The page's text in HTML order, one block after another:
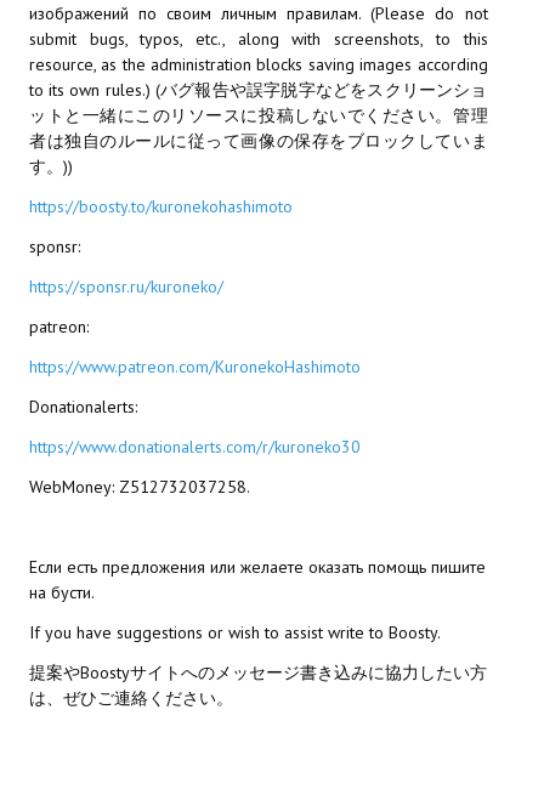
Fallout 3
GTA 5
Kingdoms of Amalur: Reckoning
Neverwinter Nights 1
Sacred Ice & Blood
Star Wars Jedi Knight: Dark Force II
Star Wars Knights of the Old Republic 1
Titan Quest Immortal Throne
Ведьмак 1
Ведьмак 2
изображений по своим личным правилам. (Please do not
submit bugs, typos, etc., along with screenshots, to this
resource, as the administration blocks saving images according
to its own rules.) (バグ報告や誤字脱字などをスクリーンショ
ットと一緒にこのリソースに投稿しないでください。管理
者は独自のルールに従って画像の保存をブロックしていま
す。))
https://boosty.to/kuronekohashimoto
sponsr:
https://sponsr.ru/kuroneko/
patreon:
https://www.patreon.com/KuronekoHashimoto
Donationalerts:
https://www.donationalerts.com/r/kuroneko30
WebMoney: Z512732037258.
Если есть предложения или желаете оказать помощь пишите
на бусти.
If you have suggestions or wish to assist write to Boosty.
提案やBoostyサイトへのメッセージ書き込みに協力したい方
は、ぜひご連絡ください。